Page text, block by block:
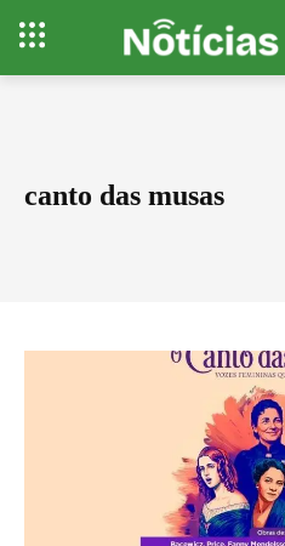
canto das musas